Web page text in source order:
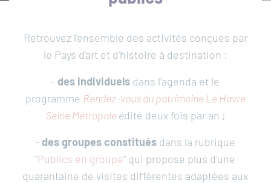
Patrimoines
Ressources
Retrouvez l'ensemble des activités conçues par
le Pays d’art et d’histoire à destination :
- des individuels dans l'agenda et le
programme Rendez-vous du patrimoine Le Havre
Seine Métropoleédité deux fois par an ;
- des groupes constitués dans la rubrique
"Publics en groupe" qui propose plus d'une
quarantaine de visites différentes adaptées aux